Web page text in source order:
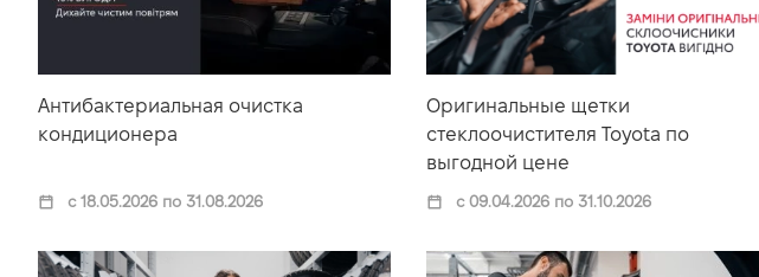
Антибактериальная очистка
кондиционера
с 18.05.2026 по 31.08.2026
Оригинальные щетки
стеклоочистителя Toyota по
выгодной цене
с 09.04.2026 по 31.10.2026